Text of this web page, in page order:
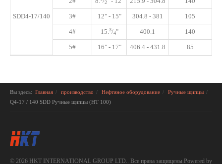
SDD4-17/140
2
3# 12" - 15" 304.8 - 381 105
4# 15.3/4" 400.1 140
5# 16" - 17" 406.4 - 431.8 85
Вы здесь: Главная производство Нефтяное оборудование
Ручные щипцы
Q4-17 / 140 SDD Ручные щипцы (HT 100)
© 2026 HKT INTERNATIONAL GROUP LTD.. Все права защищены.Powered by